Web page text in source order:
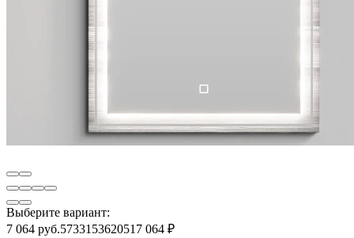
Выберите вариант:
7 064 руб.573315362051 7 064 ₽